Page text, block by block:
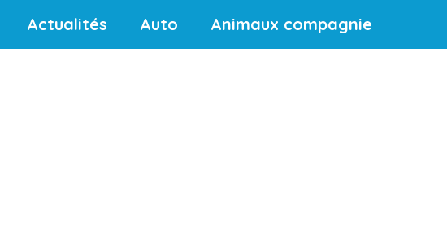
Actualités Auto Animaux compagnie